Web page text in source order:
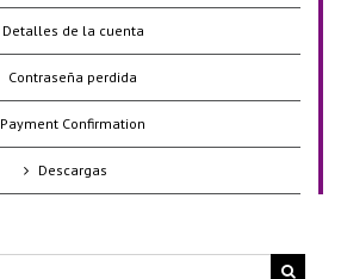
Detalles de la cuenta
Contraseña perdida
Payment Confirmation
Descargas